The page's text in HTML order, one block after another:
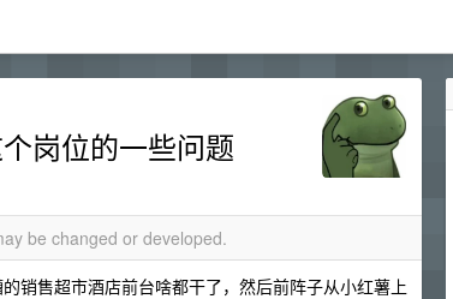
岗位的一些问题
be changed or developed.
销售超市酒店前台啥都干了，然后前阵子从小红薯上